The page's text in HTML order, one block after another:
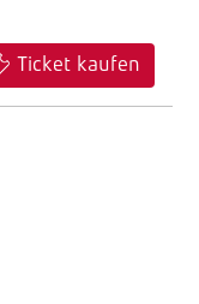
Ticket kaufen